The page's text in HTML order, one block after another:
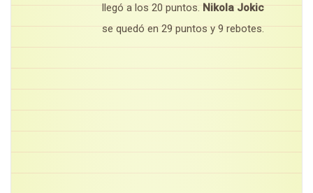
llegó a los 20 puntos. Nikola Jokic
se quedó en 29 puntos y 9 rebotes.